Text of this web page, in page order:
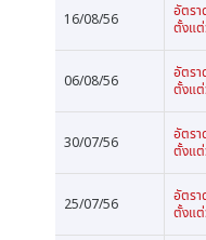
16/08/56
อัตรา
ตั้งแ
06/08/56
อัตรา
ตั้งแ
30/07/56
อัตรา
ตั้งแ
25/07/56
อัตรา
ตั้งแ